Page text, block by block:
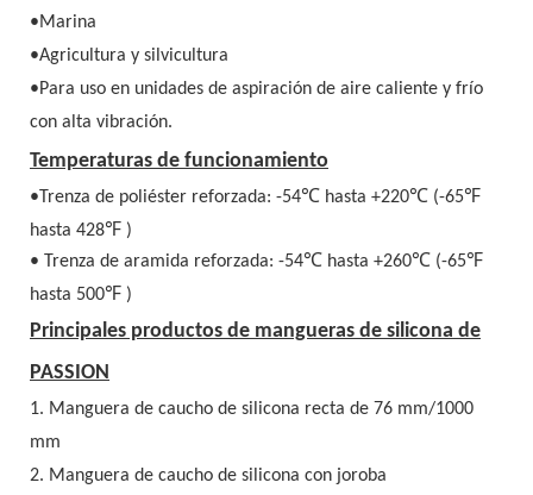
•Marina
•Agricultura y silvicultura
•Para uso en unidades de aspiración de aire caliente y frío
con alta vibración.
Temperaturas de funcionamiento
•Trenza de poliéster reforzada: -54℃ hasta +220℃ (-65℉
hasta 428℉ )
• Trenza de aramida reforzada: -54℃ hasta +260℃ (-65℉
hasta 500℉ )
Principales productos de mangueras de silicona de
PASSION
1. Manguera de caucho de silicona recta de 76 mm/1000
mm
2. Manguera de caucho de silicona con joroba